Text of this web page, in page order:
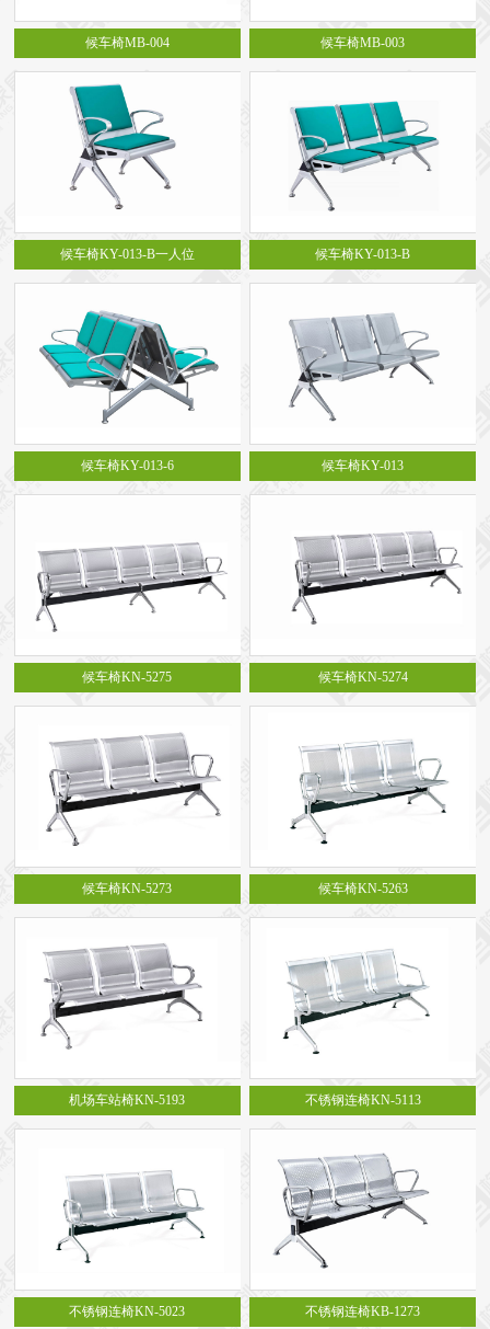
候车椅MB-004 候车椅MB-003
候车椅KY-013-B一人位 候车椅KY-013-B
候车椅KY-013-6 候车椅KY-013
候车椅KN-5275 候车椅KN-5274
候车椅KN-5273 候车椅KN-5263
机场车站椅KN-5193 不锈钢连椅KN-5113
不锈钢连椅KN-5023 不锈钢连椅KB-1273